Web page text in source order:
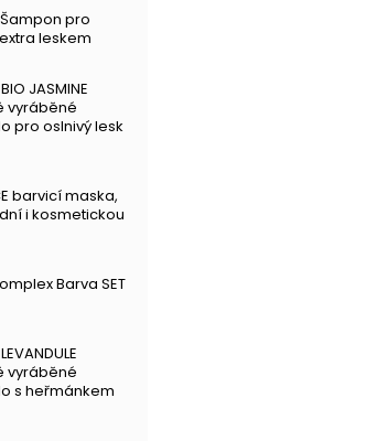
Šampon pro
leskem
JASMINE
vyráběné
pro oslnivý lesk
barvicí maska,
i kosmetickou
Barva SET
vyráběné
s heřmánkem